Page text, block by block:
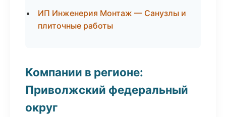
ИП Инженерия Монтаж — Санузлы и
плиточные работы
Компании в регионе:
Приволжский федеральный
округ